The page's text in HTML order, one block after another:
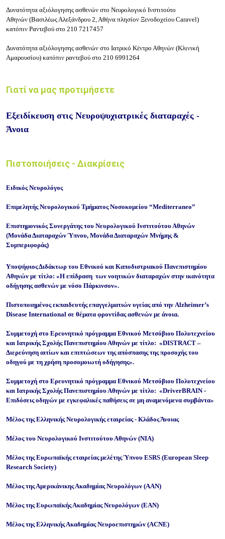
Δυνατότητα αξιόλογησης ασθενών στο Νευρολογικό Ινστιτούτο
Αθηνών (Βασιλέως Αλεξάνδρου 2, Αθήνα πλησίον Ξενοδοχείου Caravel)
κατόπιν Ραντεβού στο 210 7217457
Δυνατότητα αξιόλογησης ασθενών στο Ιατρικό Κέντρο Αθηνών (Κλινική
Αμαρουσίου) κατόπιν ραντεβού στο 210 6991264
Γιατί να μας προτιμήσετε
Εξειδίκευση στις Νευροψυχιατρικές διαταραχές -
Άνοια
Πιστοποιήσεις - Διακρίσεις
Ειδικός Νευρολόγος
Επιμελητής Νευρολογικού Τμήματος Νοσοκομείου “Mediterraneo”
Επιστημονικός Συνεργάτης του Νευρολογικού Ινστιτούτου Αθηνών
(Μονάδα Διαταραχών Ύπνου, Μονάδα Διαταραχών Μνήμης &
Συμπεριφοράς)
Υποψήφιος Διδάκτωρ του Εθνικού και Καποδιστριακού Πανεπιστημίου
Αθηνών με τίτλο: «Η επίδραση των νοητικών διαταραχών στην ικανότητα
οδήγησης ασθενών με νόσο Πάρκινσον».
Πιστοποιημένος εκπαιδευτής επαγγελματιών υγείας από την Alzheimer’s
Disease International σε θέματα φροντίδας ασθενών με άνοια.
Συμμετοχή στο Ερευνητικό πρόγραμμα Εθνικού Μετσόβιου Πολυτεχνείου
και Ιατρικής Σχολής Πανεπιστημίου Αθηνών με τίτλο: «DISTRACT –
Διερεύνηση αιτίων και επιπτώσεων της απόσπασης της προσοχής του
οδηγού με τη χρήση προσομοιωτή οδήγησης».
Συμμετοχή στο Ερευνητικό πρόγραμμα Εθνικού Μετσόβιου Πολυτεχνείου
και Ιατρικής Σχολής Πανεπιστημίου Αθηνών με τίτλο: «DriverBRAIN -
Επιδόσεις οδηγών με εγκεφαλικές παθήσεις σε μη αναμενόμενα συμβάντα»
Μέλος της Ελληνικής Νευρολογικής εταιρείας - Κλάδος Άνοιας
Μέλος τoυ Νευρολογικού Ινστιτούτου Αθηνών (ΝΙΑ)
Μέλος της Ευρωπαϊκής εταιρείας μελέτης Ύπνου ESRS (European Sleep
Research Society)
Μέλος της Αμερικάνικης Ακαδημίας Νευρολόγων (ΑΑΝ)
Μέλος της Ευρωπαϊκής Ακαδημίας Νευρολόγων (ΕΑΝ)
Μέλος της Ελληνικής Ακαδημίας Νευροεπιστημών (ACNE)